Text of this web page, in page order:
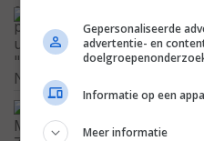
in 'Mutiny' en
altijd dé
en woester,
Gepersonaliseerde
advertentie- en
Informatie op een
Meer informatie